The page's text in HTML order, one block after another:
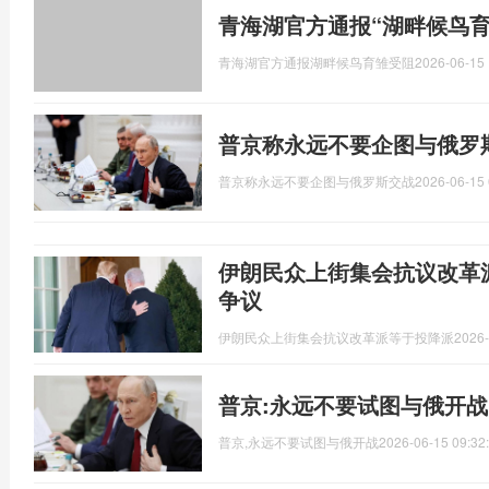
青海湖官方通报“湖畔候鸟
青海湖官方通报湖畔候鸟育雏受阻2026-06-15
普京称永远不要企图与俄
普京称永远不要企图与俄罗斯交战2026-06-15
伊朗民众上街集会抗议改
争议
伊朗民众上街集会抗议改革派等于投降派
普京:永远不要试图与俄开
普京,永远不要试图与俄开战2026-06-15